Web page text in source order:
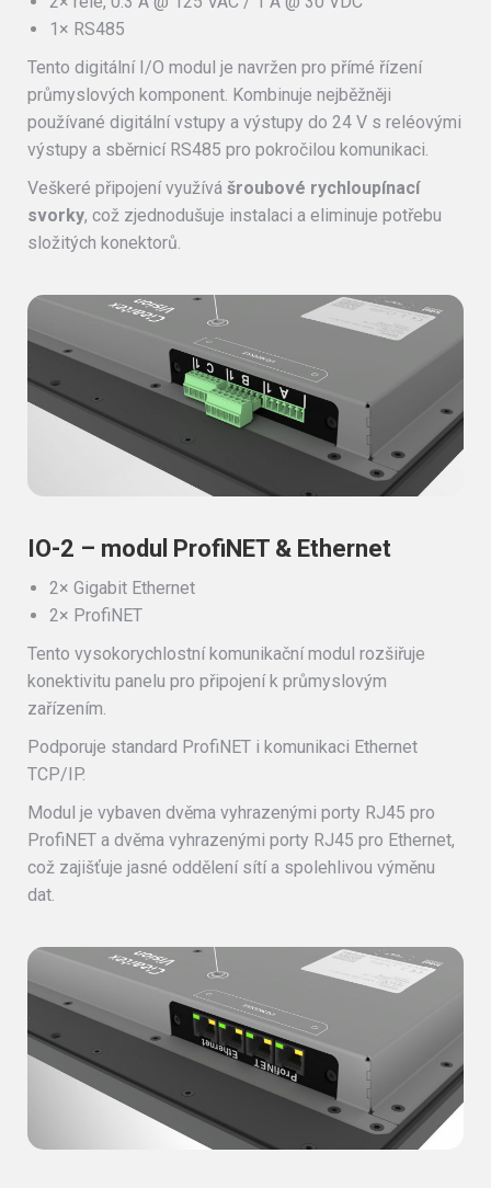
1× RS485
Tento digitální I/O modul je navržen pro přímé řízení
průmyslových komponent. Kombinuje nejběžněji
používané digitální vstupy a výstupy do 24 V s reléovými
výstupy a sběrnicí RS485 pro pokročilou komunikaci.
Veškeré připojení využívá šroubové rychloupínací
svorky, což zjednodušuje instalaci a eliminuje potřebu
složitých konektorů.
IO-2 – modul ProfiNET & Ethernet
2× Gigabit Ethernet
2× ProfiNET
Tento vysokorychlostní komunikační modul rozšiřuje
konektivitu panelu pro připojení k průmyslovým
zařízením.
Podporuje standard ProfiNET i komunikaci Ethernet
TCP/IP.
Modul je vybaven dvěma vyhrazenými porty RJ45 pro
ProfiNET a dvěma vyhrazenými porty RJ45 pro Ethernet,
což zajišťuje jasné oddělení sítí a spolehlivou výměnu
dat.